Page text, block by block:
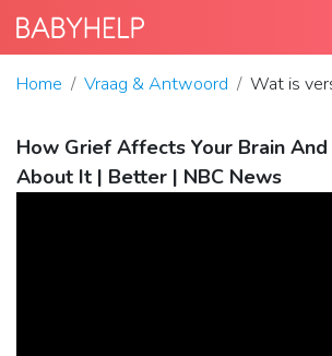
Home Vraag & Antwoord Wat is
How Grief Affects Your Brain
About It | Better | NBC News